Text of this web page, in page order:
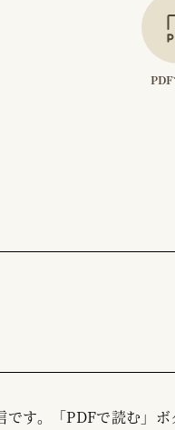
す。「PDFで読む」